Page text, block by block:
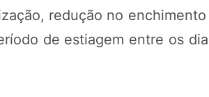
redução no
de estiagem entre os